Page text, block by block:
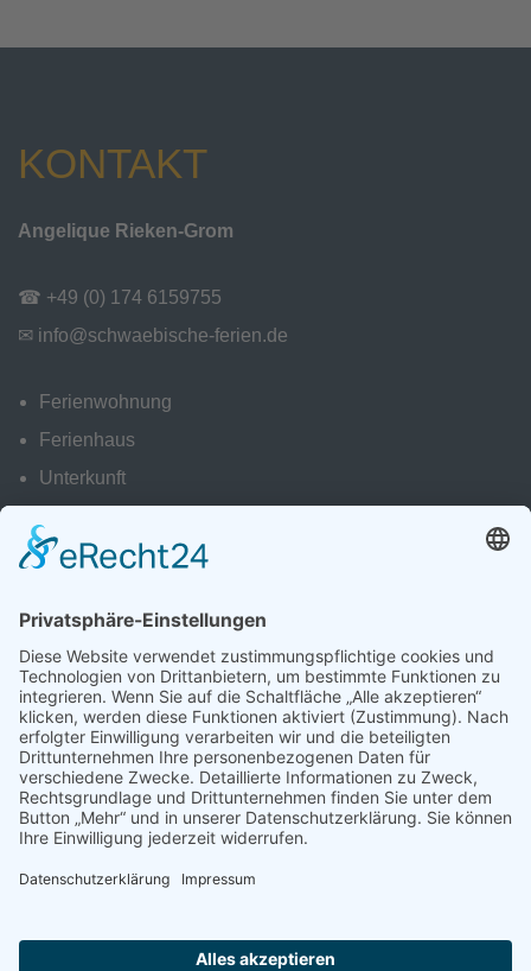
KONTAKT
Angelique Rieken-Grom
☎ +49 (0) 174 6159755
✉ info@schwaebische-ferien.de
Ferienwohnung
Ferienhaus
Unterkunft
Ausflüge zum Bodensee
"Zuhause ist da,
wo dein Herz sich wohlfühlt!"
Copyright © 2026Angelique Rieken-Grom
FERIEN ... Ausschlofa · Donautal · Spätzle · Entspannen · Klettern · Lächeln ·
Biken · Reiten · Schloss agucka · Golfen · Bodensee · Angeln · Eis schlotza ·